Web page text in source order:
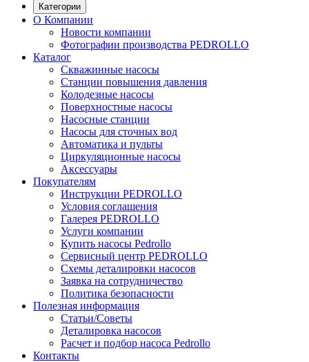
Категории
О Компании
Новости компании
Фотографии производства PEDROLLO
Каталог
Скважинные насосы
Станции повышения давления
Колодезные насосы
Поверхностные насосы
Насосные станции
Насосы для сточных вод
Автоматика и пульты
Циркуляционные насосы
Аксессуары
Покупателям
Инструкции PEDROLLO
Условия соглашения
Галерея PEDROLLO
Услуги компании
Купить насосы Pedrollo
Сервисный центр PEDROLLO
Схемы деталировки насосов
Заявка на сотрудничество
Политика безопасности
Полезная информация
Статьи/Советы
Деталировка насосов
Расчет и подбор насоса Pedrollo
Контакты